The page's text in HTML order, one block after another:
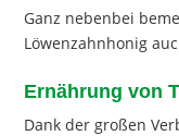
Ganz nebenbei
Löwenzahnhonig
Ernährung von
Dank der großen